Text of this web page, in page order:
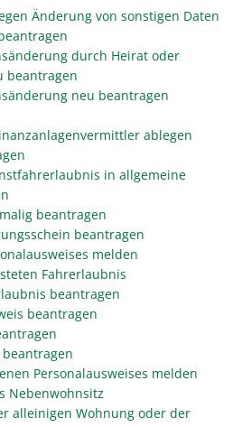
Änderung von sonstigen Daten
durch Heirat oder
beantragen
neu beantragen
ablegen
in allgemeine
beantragen
beantragen
melden
Fahrerlaubnis
beantragen
beantragen
Personalausweises melden
Nebenwohnsitz
alleinigen Wohnung oder der